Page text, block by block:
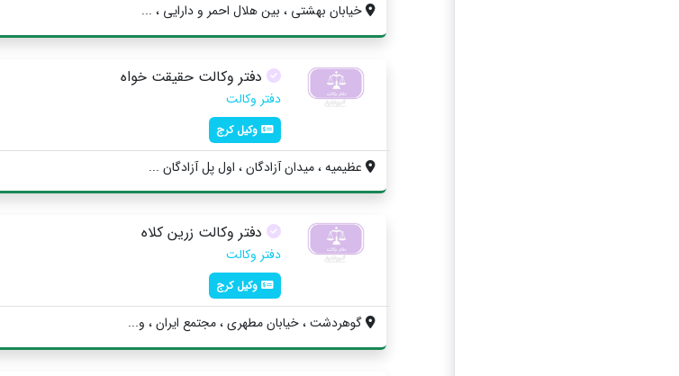
خيابان بهشتي ، بین هلال احمر و دارایی ، ...
دفتر وکالت حقیقت خواه
دفتر وکالت
وکیل کرج
عظیمیه ، ميدان آزادگان ، اول پل آزادگان ...
دفتر وکالت زرین کلاه
دفتر وکالت
وکیل کرج
گوهردشت ، خيابان مطهري ، مجتمع ایران ، و...